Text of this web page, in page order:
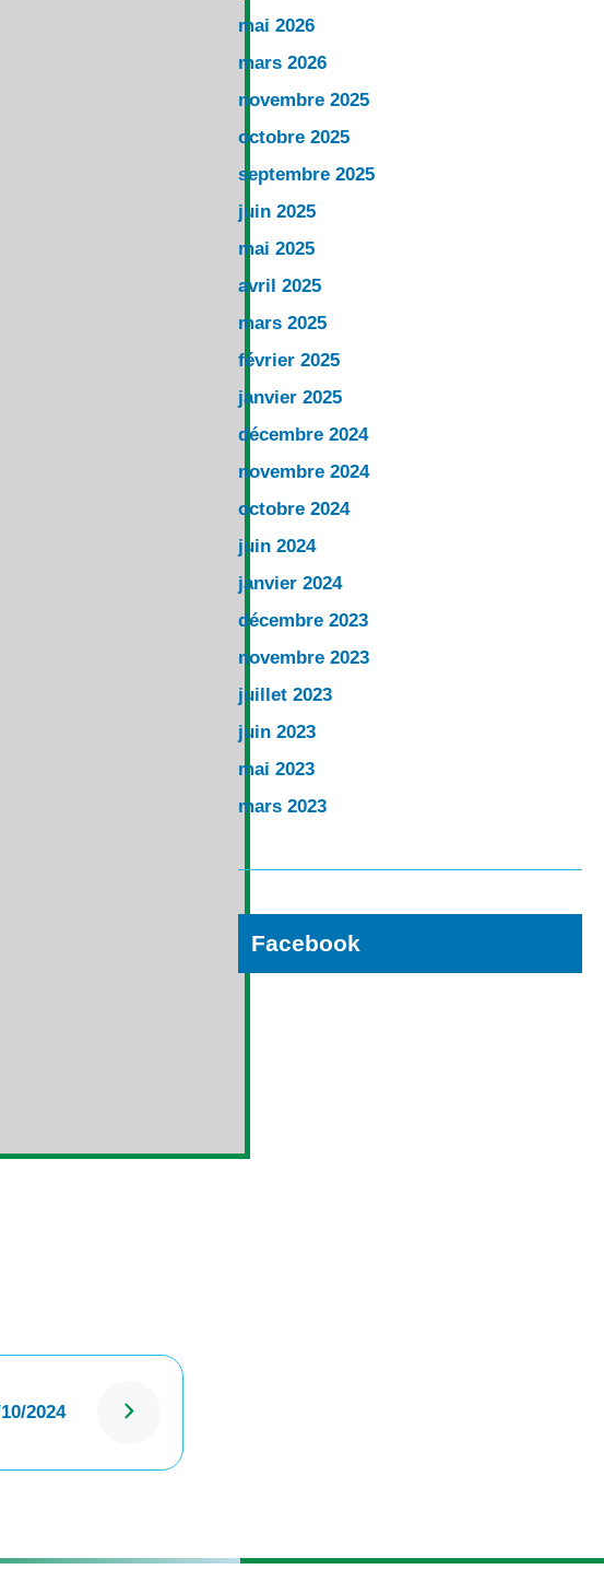
2024
mai 2026
mars 2026
novembre 2025
octobre 2025
septembre 2025
juin 2025
mai 2025
avril 2025
mars 2025
février 2025
janvier 2025
décembre 2024
novembre 2024
octobre 2024
juin 2024
janvier 2024
décembre 2023
novembre 2023
juillet 2023
juin 2023
mai 2023
mars 2023
Facebook